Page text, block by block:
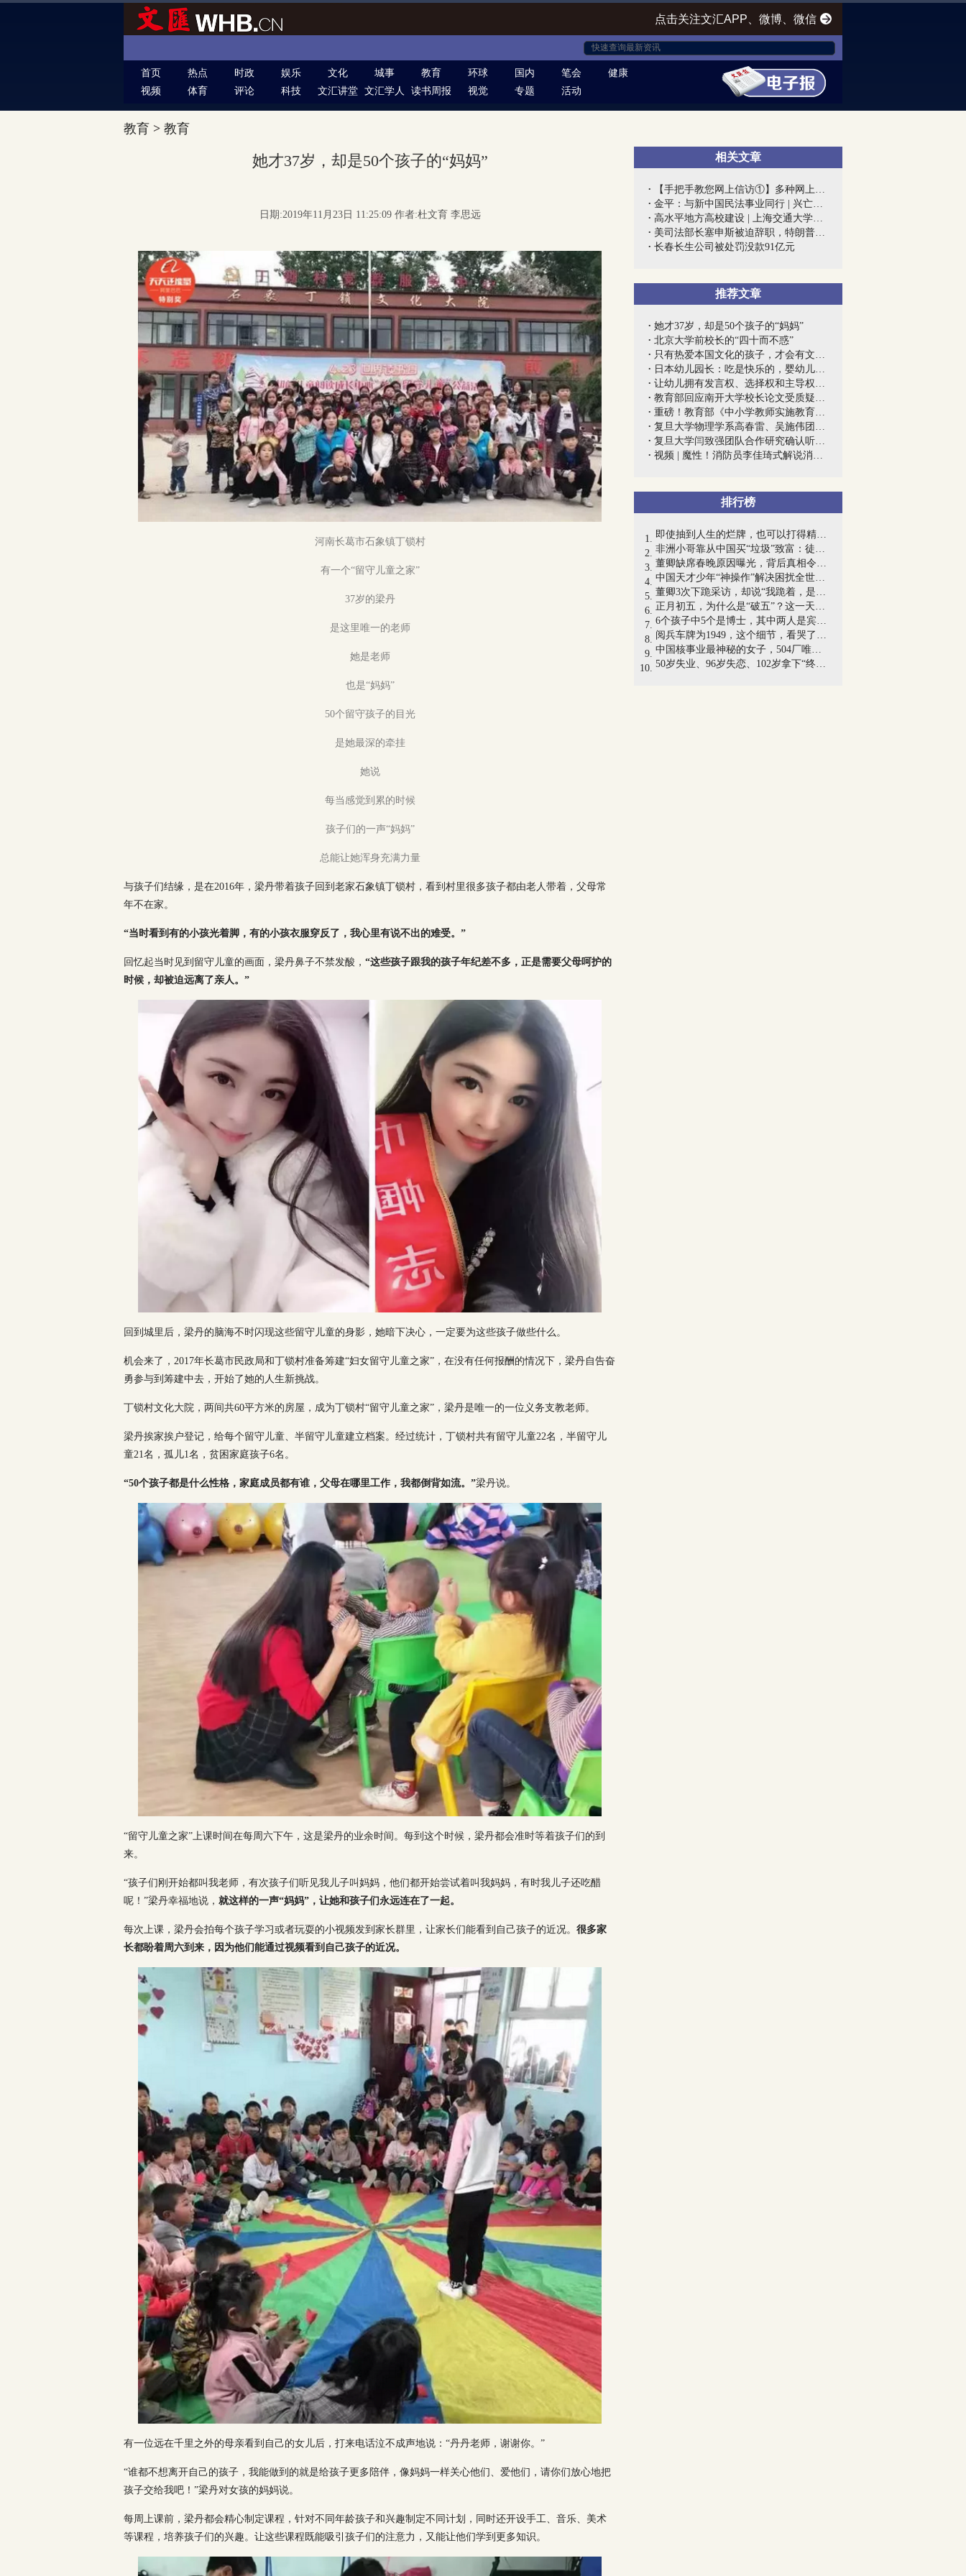
点击关注文汇APP、微博、微信
首页 热点 时政 娱乐 文化 城事 教育 环球 国内 笔会
健康
视频
体育 评论 科技 文汇讲堂 文汇学人 读书周报 视觉 专题 活动
教育 > 教育
相关文章
【手把手教您网上信访①】多种网上信访渠...
金平：与新中国民法事业同行 | 兴亡匹夫...
高水平地方高校建设 | 上海交通大学医学...
美司法部长塞申斯被迫辞职，特朗普终向“...
长春长生公司被处罚没款91亿元
推荐文章
她才37岁，却是50个孩子的“妈妈”
北京大学前校长的“四十而不惑”
只有热爱本国文化的孩子，才会有文化自信...
日本幼儿园长：吃是快乐的，婴幼儿期“餐...
让幼儿拥有发言权、选择权和主导权，赋予...
教育部回应南开大学校长论文受质疑事件：...
重磅！教育部《中小学教师实施教育惩戒规...
复旦大学物理学系高春雷、吴施伟团队合作...
复旦大学闫致强团队合作研究确认听觉首要...
视频 | 魔性！消防员李佳琦式解说消防常...
排行榜
即使抽到人生的烂牌，也可以打得精彩！25...
非洲小哥靠从中国买“垃圾”致富：徒手用...
董卿缺席春晚原因曝光，背后真相令人落泪...
中国天才少年“神操作”解决困扰全世界百...
董卿3次下跪采访，却说“我跪着，是因为...
正月初五，为什么是“破五”？这一天千万...
6个孩子中5个是博士，其中两人是宾大、哈...
阅兵车牌为1949，这个细节，看哭了无数中...
中国核事业最神秘的女子，504厂唯一女性...
50岁失业、96岁失恋、102岁拿下“终身成...
她才37岁，却是50个孩子的“妈妈”
日期:2019年11月23日 11:25:09 作者:杜文育 李思远
河南长葛市石象镇丁锁村
有一个“留守儿童之家”
37岁的梁丹
是这里唯一的老师
她是老师
也是“妈妈”
50个留守孩子的目光
是她最深的牵挂
她说
每当感觉到累的时候
孩子们的一声“妈妈”
总能让她浑身充满力量
与孩子们结缘，是在2016年，梁丹带着孩子回到老家石象镇丁锁村，看到村里很多孩子都由老人带着，父母常
年不在家。
“当时看到有的小孩光着脚，有的小孩衣服穿反了，我心里有说不出的难受。 ”
回忆起当时见到留守儿童的画面，梁丹鼻子不禁发酸， “这些孩子跟我的孩子年纪差不多，正是需要父母呵护的
时候，却被迫远离了亲人。 ”
回到城里后，梁丹的脑海不时闪现这些留守儿童的身影，她暗下决心，一定要为这些孩子做些什么。
机会来了，2017年长葛市民政局和丁锁村准备筹建“妇女留守儿童之家”，在没有任何报酬的情况下，梁丹自告奋
勇参与到筹建中去，开始了她的人生新挑战。
丁锁村文化大院，两间共60平方米的房屋，成为丁锁村“留守儿童之家”，梁丹是唯一的一位义务支教老师。
梁丹挨家挨户登记，给每个留守儿童、半留守儿童建立档案。经过统计，丁锁村共有留守儿童22名，半留守儿
童21名，孤儿1名，贫困家庭孩子6名。
“50个孩子都是什么性格，家庭成员都有谁，父母在哪里工作，我都倒背如流。 ”梁丹说。
“留守儿童之家”上课时间在每周六下午，这是梁丹的业余时间。每到这个时候，梁丹都会准时等着孩子们的到
来。
“孩子们刚开始都叫我老师，有次孩子们听见我儿子叫妈妈，他们都开始尝试着叫我妈妈，有时我儿子还吃醋
呢！”梁丹幸福地说， 就这样的一声“妈妈”，让她和孩子们永远连在了一起。
每次上课，梁丹会拍每个孩子学习或者玩耍的小视频发到家长群里，让家长们能看到自己孩子的近况。 很多家
长都盼着周六到来，因为他们能通过视频看到自己孩子的近况。
有一位远在千里之外的母亲看到自己的女儿后，打来电话泣不成声地说：“丹丹老师，谢谢你。”
“谁都不想离开自己的孩子，我能做到的就是给孩子更多陪伴，像妈妈一样关心他们、爱他们，请你们放心地把
孩子交给我吧！”梁丹对女孩的妈妈说。
每周上课前，梁丹都会精心制定课程，针对不同年龄孩子和兴趣制定不同计划，同时还开设手工、音乐、美术
等课程，培养孩子们的兴趣。让这些课程既能吸引孩子们的注意力，又能让他们学到更多知识。